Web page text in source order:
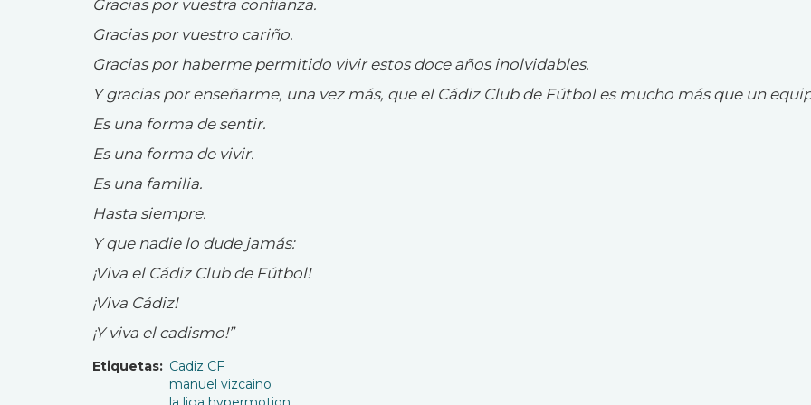
Gracias por vuestra confianza.
Gracias por vuestro cariño.
Gracias por haberme permitido vivir estos doce años inolvidables.
Y gracias por enseñarme, una vez más, que el Cádiz Club de Fútbol es mucho más que un
Es una forma de sentir.
Es una forma de vivir.
Es una familia.
Hasta siempre.
Y que nadie lo dude jamás:
¡Viva el Cádiz Club de Fútbol!
¡Viva Cádiz!
¡Y viva el cadismo!”
Etiquetas
Cadiz CF
manuel vizcaino